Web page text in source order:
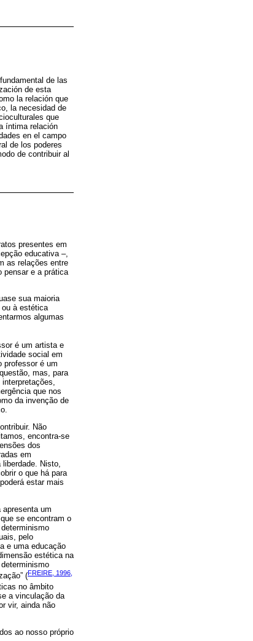
de las
de esta
la relación que
la necesidad de
que
íntima relación
en el campo
de los poderes
de contribuir al
presentes em
educativa –,
as relações entre
pensar e a prática
sua maioria
à estética
algumas
é um artista e
social em
professor é um
mas, para
que nos
da invenção de
Não
encontra-se
dos
em
Nisto,
o que há para
estar mais
um
se encontram o
pelo
e uma educação
estética na
(FREIRE, 1996,
no âmbito
a vinculação da
vir, ainda não
ao nosso próprio